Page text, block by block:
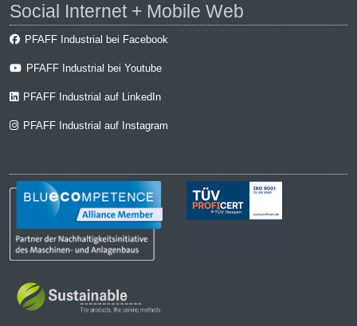
Social Internet + Mobile Web
PFAFF Industrial bei Facebook
PFAFF Industrial bei Youtube
PFAFF Industrial auf LinkedIn
PFAFF Industrial auf Instagram